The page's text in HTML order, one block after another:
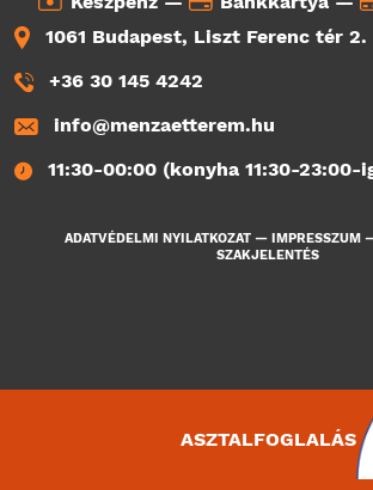
1061 Budapest, Liszt Ferenc tér 2.
+36 30 145 4242
info@menzaetterem.hu
11:30-00:00 (konyha 11:30-23:00-
ADATVÉDELMI NYILATKOZAT — IMPRESSZUM
SZAKJELENTÉS
ASZTALFOGLALÁS